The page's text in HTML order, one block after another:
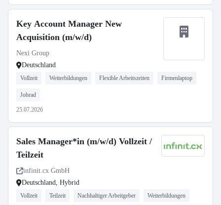
Key Account Manager New
Acquisition (m/w/d)
Nexi Group
Deutschland
Vollzeit Weiterbildungen Flexible Arbeitszeiten Firmenlaptop
Jobrad
25.07.2026
Sales Manager*in (m/w/d) Vollzeit /
Teilzeit
infinit.cx GmbH
Deutschland, Hybrid
Vollzeit Teilzeit Nachhaltiger Arbeitgeber Weiterbildungen